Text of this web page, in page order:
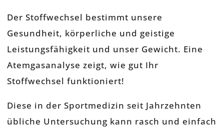
Der Stoffwechsel bestimmt unsere
Gesundheit, körperliche und geistige
Leistungsfähigkeit und unser Gewicht. Eine
Atemgasanalyse zeigt, wie gut Ihr
Stoffwechsel funktioniert!
Diese in der Sportmedizin seit Jahrzehnten
übliche Untersuchung kann rasch und einfach